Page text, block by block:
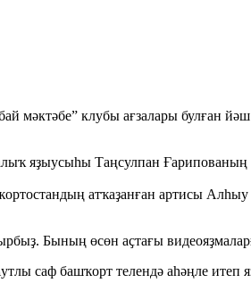
клубы ағзалары булған
яҙыусыһы Таңсулпан
атҡаҙанған артисы Алһыу
Бының өсөн аҫтағы
саф башҡорт телендә аһәңле итеп